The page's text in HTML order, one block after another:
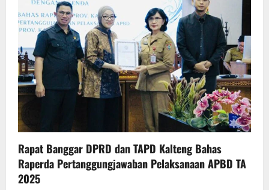
Rapat Banggar DPRD dan TAPD Kalteng Bahas
Raperda Pertanggungjawaban Pelaksanaan APBD TA
2025